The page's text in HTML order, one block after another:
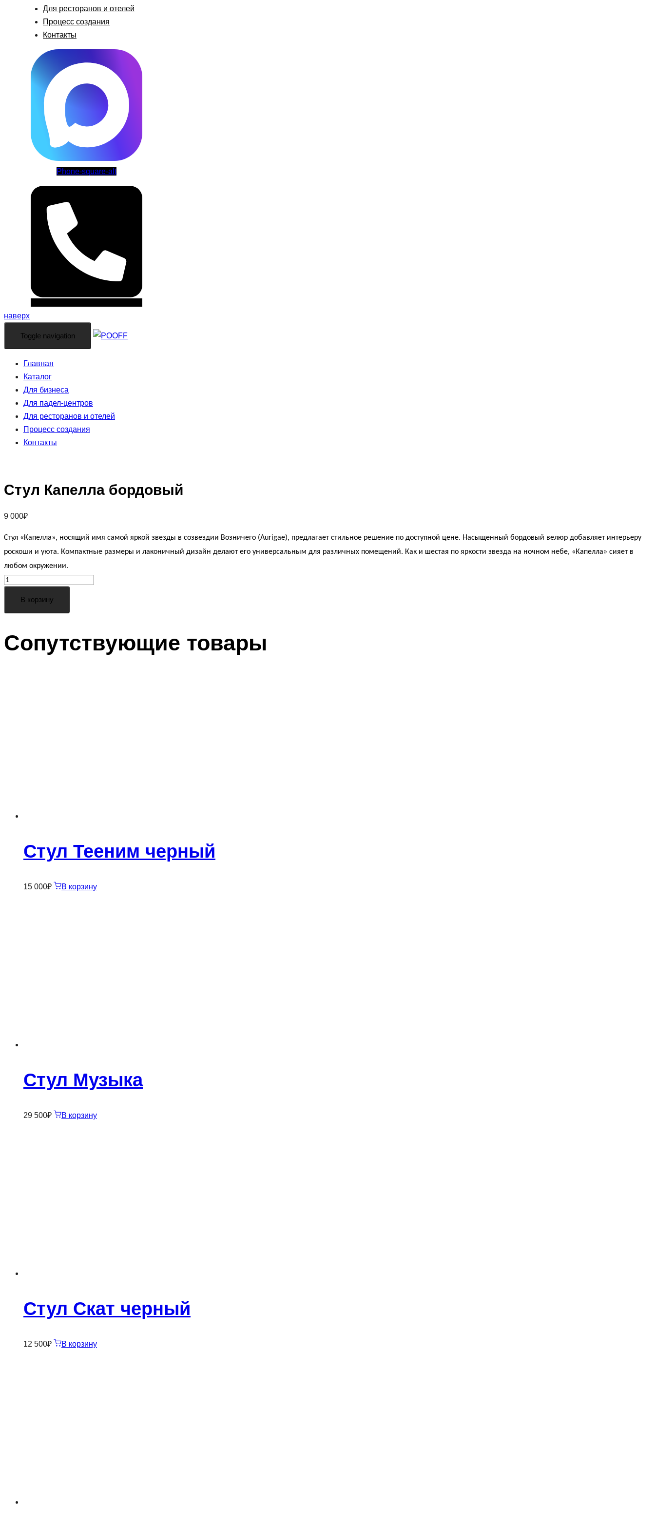
Для ресторанов и отелей
Процесс создания
Контакты
Phone-square-alt
наверх
Toggle navigation
Главная
Каталог
Для бизнеса
Для падел-центров
Для ресторанов и отелей
Процесс создания
Контакты
Стул Капелла бордовый
9 000₽
Стул «Капелла», носящий имя самой яркой звезды в созвездии Возничего (Aurigae), предлагает стильное решение по доступной цене. Насыщенный бордовый велюр добавляет интерьеру
роскоши и уюта. Компактные размеры и лаконичный дизайн делают его универсальным для различных помещений. Как и шестая по яркости звезда на ночном небе, «Капелла» сияет в
любом окружении.
Стул
бордовый
В корзину
Сопутствующие товары
Стул Тееним черный
15 000₽ В корзину
Стул Музыка
29 500₽ В корзину
Стул Скат черный
12 500₽ В корзину